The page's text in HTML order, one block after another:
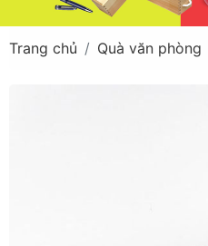
Trang chủ Quà văn phòng